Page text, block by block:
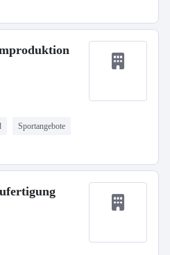
Sportangebote